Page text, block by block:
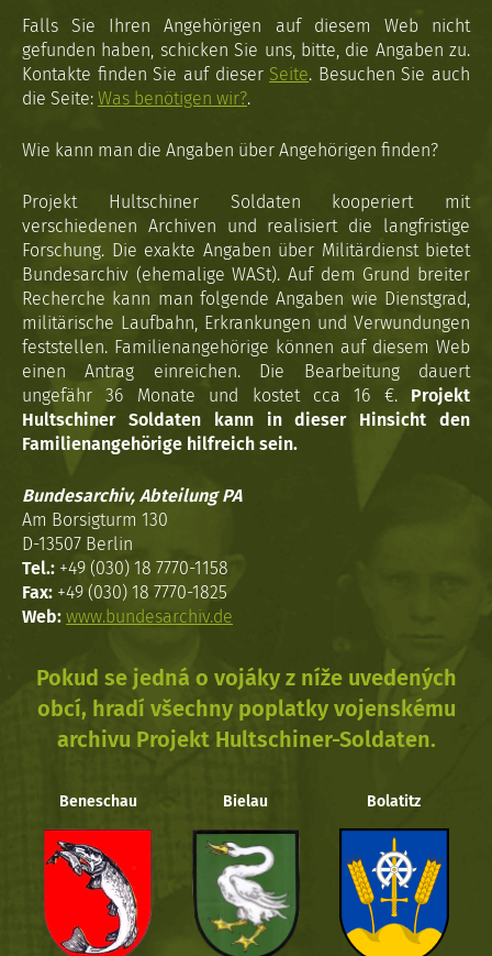
Falls Sie Ihren Angehörigen auf diesem Web nicht
gefunden haben, schicken Sie uns, bitte, die Angaben zu.
Kontakte finden Sie auf dieser Seite. Besuchen Sie auch
die Seite: Was benötigen wir?.
Wie kann man die Angaben über Angehörigen finden?
Projekt Hultschiner Soldaten kooperiert mit
verschiedenen Archiven und realisiert die langfristige
Forschung. Die exakte Angaben über Militärdienst bietet
Bundesarchiv (ehemalige WASt). Auf dem Grund breiter
Recherche kann man folgende Angaben wie Dienstgrad,
militärische Laufbahn, Erkrankungen und Verwundungen
feststellen. Familienangehörige können auf diesem Web
einen Antrag einreichen. Die Bearbeitung dauert
ungefähr 36 Monate und kostet cca 16 €. Projekt
Hultschiner Soldaten kann in dieser Hinsicht den
Familienangehörige hilfreich sein.
Bundesarchiv, Abteilung PA
Am Borsigturm 130
D-13507 Berlin
Tel.: +49 (030) 18 7770-1158
Fax: +49 (030) 18 7770-1825
Web: www.bundesarchiv.de
Pokud se jedná o vojáky z níže uvedených
obcí, hradí všechny poplatky vojenskému
archivu Projekt Hultschiner-Soldaten.
Beneschau Bielau Bolatitz